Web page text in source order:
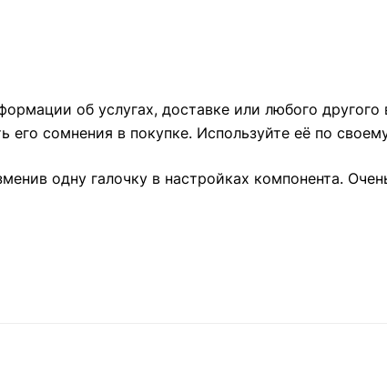
об услугах, доставке или любого
его сомнения в покупке. Используйте её по
одну галочку в настройках компонента.